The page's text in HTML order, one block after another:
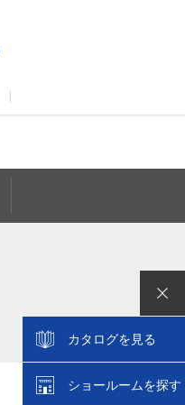
カタログを見る
ショールームを探す